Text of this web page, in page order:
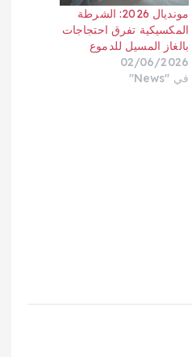
مونديال 2026: الشرطة
المكسيكية تفرق احتجاجات
بالغاز المسيل للدموع
02/06/2026
في "News"